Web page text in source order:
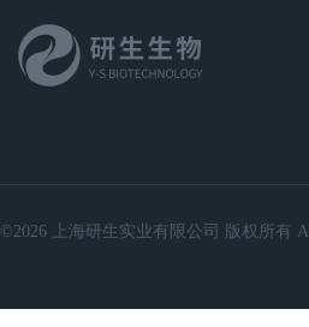
©2026 上海研生实业有限公司 版权所有